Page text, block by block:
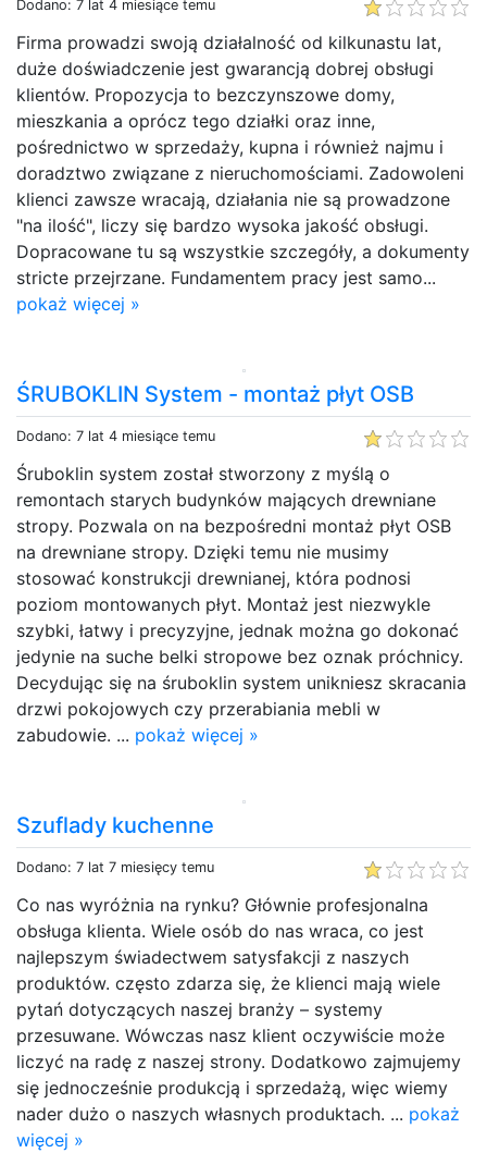
Dodano: 7 lat 4 miesiące temu
Firma prowadzi swoją działalność od kilkunastu lat,
duże doświadczenie jest gwarancją dobrej obsługi
klientów. Propozycja to bezczynszowe domy,
mieszkania a oprócz tego działki oraz inne,
pośrednictwo w sprzedaży, kupna i również najmu i
doradztwo związane z nieruchomościami. Zadowoleni
klienci zawsze wracają, działania nie są prowadzone
"na ilość", liczy się bardzo wysoka jakość obsługi.
Dopracowane tu są wszystkie szczegóły, a dokumenty
stricte przejrzane. Fundamentem pracy jest samo...
pokaż więcej »
ŚRUBOKLIN System - montaż płyt OSB
Dodano: 7 lat 4 miesiące temu
Śruboklin system został stworzony z myślą o
remontach starych budynków mających drewniane
stropy. Pozwala on na bezpośredni montaż płyt OSB
na drewniane stropy. Dzięki temu nie musimy
stosować konstrukcji drewnianej, która podnosi
poziom montowanych płyt. Montaż jest niezwykle
szybki, łatwy i precyzyjne, jednak można go dokonać
jedynie na suche belki stropowe bez oznak próchnicy.
Decydując się na śruboklin system unikniesz skracania
drzwi pokojowych czy przerabiania mebli w
zabudowie. ... pokaż więcej »
Szuflady kuchenne
Dodano: 7 lat 7 miesięcy temu
Co nas wyróżnia na rynku? Głównie profesjonalna
obsługa klienta. Wiele osób do nas wraca, co jest
najlepszym świadectwem satysfakcji z naszych
produktów. często zdarza się, że klienci mają wiele
pytań dotyczących naszej branży – systemy
przesuwane. Wówczas nasz klient oczywiście może
liczyć na radę z naszej strony. Dodatkowo zajmujemy
się jednocześnie produkcją i sprzedażą, więc wiemy
nader dużo o naszych własnych produktach. ... pokaż
więcej »